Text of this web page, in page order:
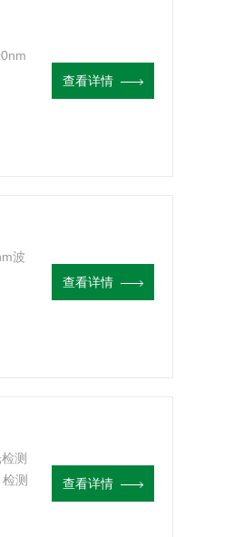
查看详情
波
查看详情
测
测
查看详情